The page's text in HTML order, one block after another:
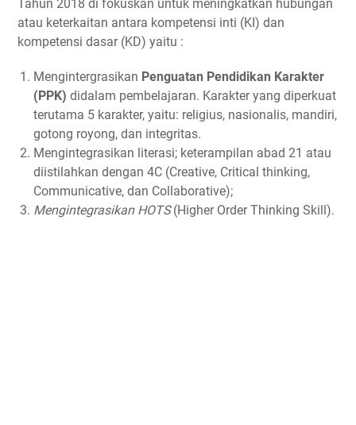
Tahun 2018 di fokuskan untuk meningkatkan hubungan
atau keterkaitan antara kompetensi inti (KI) dan
kompetensi dasar (KD) yaitu :
Mengintergrasikan Penguatan Pendidikan Karakter
(PPK) didalam pembelajaran. Karakter yang diperkuat
terutama 5 karakter, yaitu: religius, nasionalis, mandiri,
gotong royong, dan integritas.
Mengintegrasikan literasi; keterampilan abad 21 atau
diistilahkan dengan 4C (Creative, Critical thinking,
Communicative, dan Collaborative);
Mengintegrasikan HOTS(Higher Order Thinking Skill).